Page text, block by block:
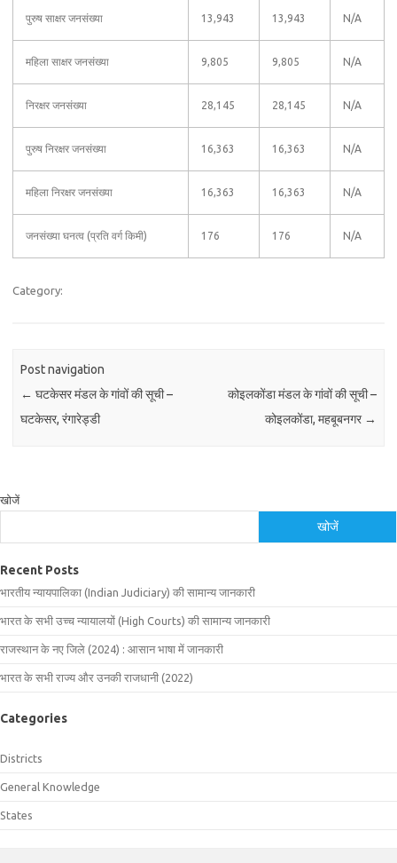
पुरुष साक्षर जनसंख्या 13,943 13,943 N/A
महिला साक्षर जनसंख्या 9,805 9,805 N/A
निरक्षर जनसंख्या 28,145 28,145 N/A
पुरुष निरक्षर जनसंख्या 16,363 16,363 N/A
महिला निरक्षर जनसंख्या 16,363 16,363 N/A
जनसंख्या घनत्व (प्रति वर्ग किमी) 176 176 N/A
Category:
Post navigation
← घटकेसर मंडल के गांवों की सूची –
घटकेसर, रंगारेड्डी
कोइलकोंडा मंडल के गांवों की सूची –
कोइलकोंडा, महबूबनगर →
खोजें
खोजें
Recent Posts
भारतीय न्यायपालिका (Indian Judiciary) की सामान्य जानकारी
भारत के सभी उच्च न्यायालयों (High Courts) की सामान्य जानकारी
राजस्थान के नए जिले (2024) : आसान भाषा में जानकारी
भारत के सभी राज्य और उनकी राजधानी (2022)
Categories
Districts
General Knowledge
States